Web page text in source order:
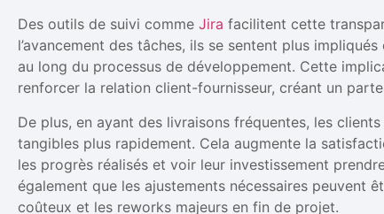
Des outils de suivi comme Jira facilitent cette
l’avancement des tâches, ils se sentent plus
au long du processus de développement. Cette
renforcer la relation client-fournisseur, créant un
De plus, en ayant des livraisons fréquentes, les
tangibles plus rapidement. Cela augmente la
les progrès réalisés et voir leur investissement
également que les ajustements nécessaires peuvent
coûteux et les reworks majeurs en fin de projet.